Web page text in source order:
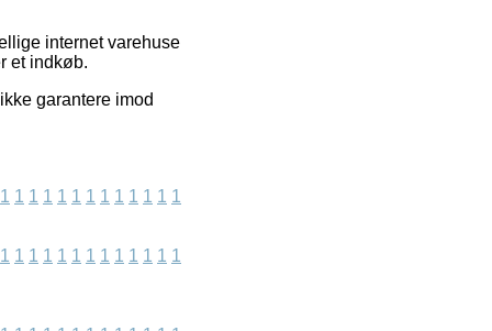
internet varehuse
et indkøb.
garantere imod
1 1 1 1 1 1 1 1 1 1 1 1 1
1 1 1 1 1 1 1 1 1 1 1 1 1